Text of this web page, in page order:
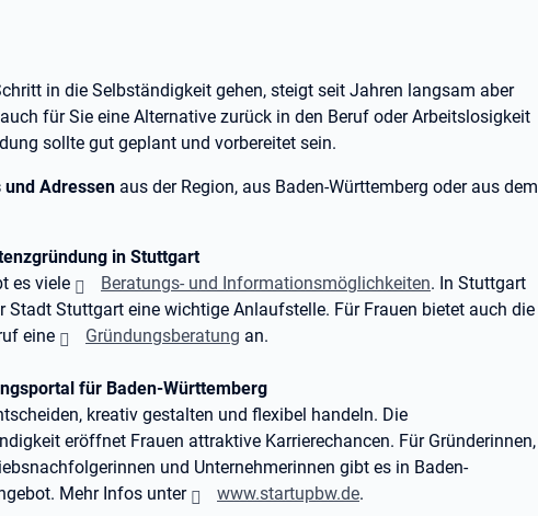
in die Selbständigkeit gehen, steigt seit Jahren langsam aber
für Sie eine Alternative zurück in den Beruf oder Arbeitslosigkeit
sollte gut geplant und vorbereitet sein.
Adressen aus der Region, aus Baden-Württemberg oder aus dem
in Stuttgart
es viele
Beratungs- und Informationsmöglichkeiten. In Stuttgart
Stadt Stuttgart eine wichtige Anlaufstelle. Für Frauen bietet auch die
eine
Gründungsberatung an.
für Baden-Württemberg
kreativ gestalten und flexibel handeln. Die
eröffnet Frauen attraktive Karrierechancen. Für Gründerinnen,
und Unternehmerinnen gibt es in Baden-
Mehr Infos unter
www.startupbw.de.